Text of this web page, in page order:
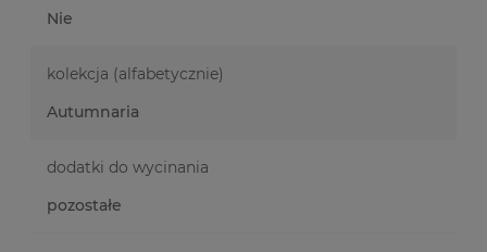
Nie
kolekcja (alfabetycznie)
Autumnaria
dodatki do wycinania
pozostałe